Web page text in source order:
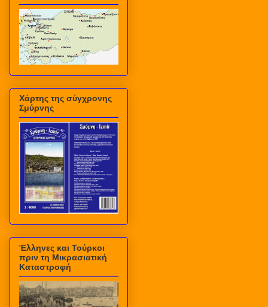
Χάρτης της σύγχρονης
Σμύρνης
Έλληνες και Τούρκοι
πριν τη Μικρασιατική
Καταστροφή